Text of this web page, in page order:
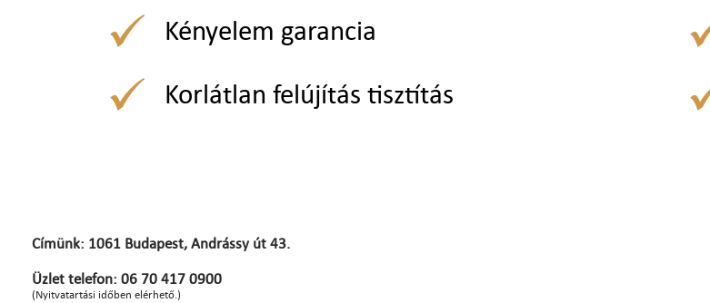
Kényelem garancia
Korlátlan felújítás tisztítás
Címünk: 1061 Budapest, Andrássy út 43.
Üzlet telefon: 06 70 417 0900
(Nyitvatartási időben elérhető.)